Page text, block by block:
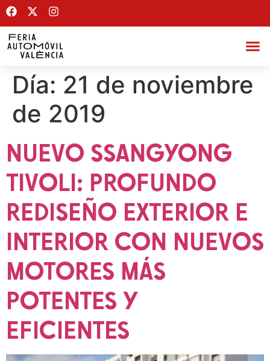
Día: 21 de noviembre
de 2019
NUEVO SSANGYONG
TIVOLI: PROFUNDO
REDISEÑO EXTERIOR E
INTERIOR CON NUEVOS
MOTORES MÁS
POTENTES Y
EFICIENTES